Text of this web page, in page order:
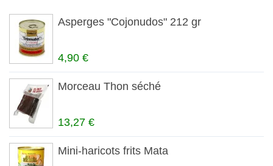
Asperges "Cojonudos" 212 gr
4,90 €
Morceau Thon séché
13,27 €
Mini-haricots frits Mata